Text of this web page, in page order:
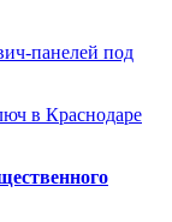
панелей под
в Краснодаре